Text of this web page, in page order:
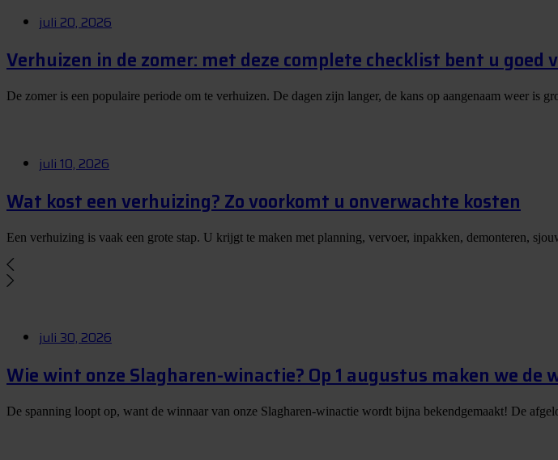
juli 20, 2026
Verhuizen in de zomer: met deze complete checklist bent u goed
De zomer is een populaire periode om te verhuizen. De dagen zijn langer, de kans op aangenaam weer is
juli 10, 2026
Wat kost een verhuizing? Zo voorkomt u onverwachte kosten
Een verhuizing is vaak een grote stap. U krijgt te maken met planning, vervoer, inpakken, demonteren,
juli 30, 2026
Wie wint onze Slagharen-winactie? Op 1 augustus maken we de
De spanning loopt op, want de winnaar van onze Slagharen-winactie wordt bijna bekendgemaakt! De